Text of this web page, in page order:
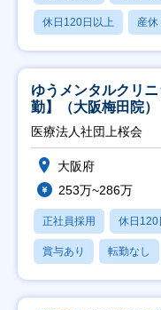
休日120日以上 産休
ゆうメンタルクリ
勤】（大阪梅田院）
医療法人社団上桜会
大阪府
253万~286万
正社員採用 休日120
賞与あり 転勤なし